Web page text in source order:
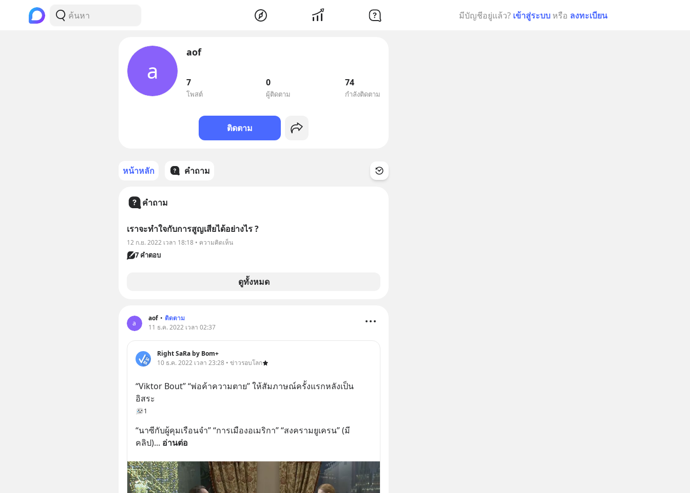
มีบัญชีอยู่แล้ว? เข้าสู่ระบบ หรือ ลงทะเบียน
a
aof
7
โพสต์
0
ผู้ติดตาม
74
กำลังติดตาม
ติดตาม
หน้าหลัก คำถาม
คำถาม
เราจะทำใจกับการสูญเสียได้อย่างไร ?
12 ก.ย. 2022 เวลา 18:18 • ความคิดเห็น
7 คำตอบ
ดูทั้งหมด
a
aof • ติดตาม
11 ธ.ค. 2022 เวลา 02:37
Right SaRa by Bom+
10 ธ.ค. 2022 เวลา 23:28 • ข่าวรอบโลก
“Viktor Bout” “พ่อค้าความตาย” ให้สัมภาษณ์ครั้งแรกหลังเป็น
อิสระ
1
“นาซีกับผู้คุมเรือนจำ” “การเมืองอเมริกา” “สงครามยูเครน” (มี
คลิป)... อ่านต่อ